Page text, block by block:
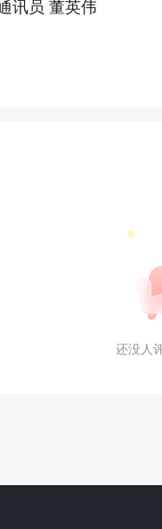
讯员 董英伟
还没人